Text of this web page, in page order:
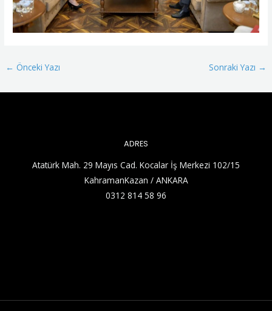
← Önceki Yazı Sonraki Yazı →
ADRES
Atatürk Mah. 29 Mayıs Cad. Kocalar İş Merkezi 102/15
KahramanKazan / ANKARA
0312 814 58 96